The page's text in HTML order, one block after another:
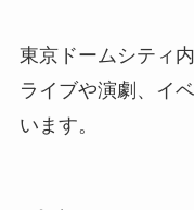
東京ドームシティ
ライブや演劇、イ
います。